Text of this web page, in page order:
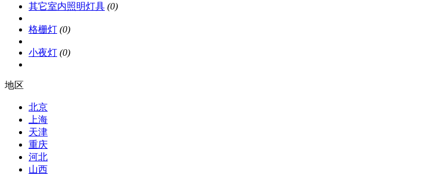
其它室内照明灯具 (0)
格栅灯 (0)
小夜灯 (0)
地区
北京
上海
天津
重庆
河北
山西